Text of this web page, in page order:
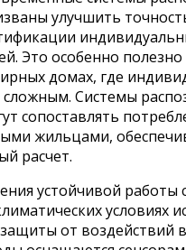
улучшить
Это особенно полезно
домах, где
Системы
сопоставлять
жильцами,
расчет.
устойчивой работы
условиях
от воздействий